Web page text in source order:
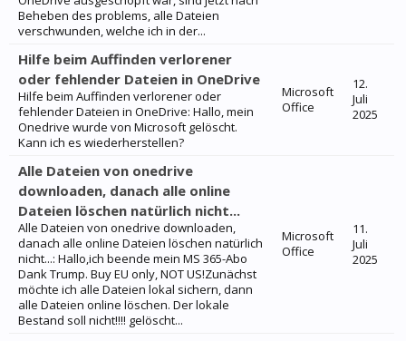
Beheben des problems, alle Dateien
verschwunden, welche ich in der...
Hilfe beim Auffinden verlorener
oder fehlender Dateien in OneDrive
Hilfe beim Auffinden verlorener oder
fehlender Dateien in OneDrive: Hallo, mein
Onedrive wurde von Microsoft gelöscht.
Kann ich es wiederherstellen?
Microsoft
Office
12.
Juli
2025
Alle Dateien von onedrive
downloaden, danach alle online
Dateien löschen natürlich nicht...
Alle Dateien von onedrive downloaden,
danach alle online Dateien löschen natürlich
nicht...: Hallo,ich beende mein MS 365-Abo
Dank Trump. Buy EU only, NOT US!Zunächst
möchte ich alle Dateien lokal sichern, dann
alle Dateien online löschen. Der lokale
Bestand soll nicht!!!! gelöscht...
Microsoft
Office
11.
Juli
2025